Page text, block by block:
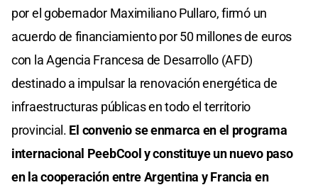
por el gobernador Maximiliano Pullaro, firmó un
acuerdo de financiamiento por 50 millones de euros
con la Agencia Francesa de Desarrollo (AFD)
destinado a impulsar la renovación energética de
infraestructuras públicas en todo el territorio
provincial. El convenio se enmarca en el programa
internacional PeebCool y constituye un nuevo paso
en la cooperación entre Argentina y Francia en